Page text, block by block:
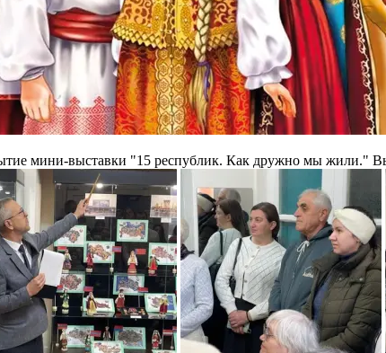
мини-выставки "15 республик. Как дружно мы жили."